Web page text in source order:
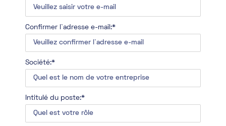
Confirmer l`adresse e-mail:*
Société:*
Intitulé du poste:*